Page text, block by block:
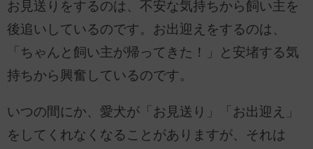
お見送りをするのは、不安な気持ちから飼い主を
後追いしているのです。お出迎えをするのは、
「ちゃんと飼い主が帰ってきた！」と安堵する気
持ちから興奮しているのです。
いつの間にか、愛犬が「お見送り」「お出迎え」
をしてくれなくなることがありますが、それは